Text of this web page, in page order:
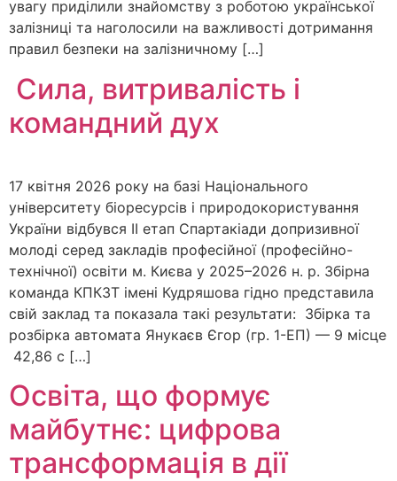
увагу приділили знайомству з роботою української
залізниці та наголосили на важливості дотримання
правил безпеки на залізничному […]
Сила, витривалість і
командний дух
17 квітня 2026 року на базі Національного
університету біоресурсів і природокористування
України відбувся ІІ етап Спартакіади допризивної
молоді серед закладів професійної (професійно-
технічної) освіти м. Києва у 2025–2026 н. р. Збірна
команда КПКЗТ імені Кудряшова гідно представила
свій заклад та показала такі результати: Збірка та
розбірка автомата Янукаєв Єгор (гр. 1-ЕП) — 9 місце
42,86 с […]
Освіта, що формує
майбутнє: цифрова
трансформація в дії